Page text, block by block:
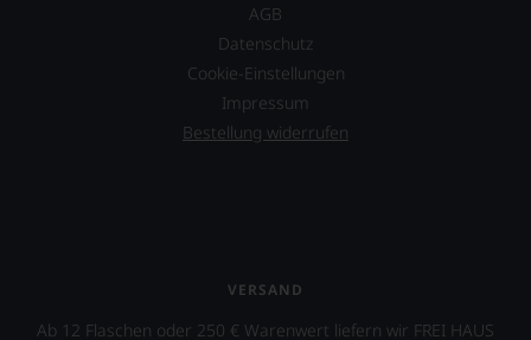
AGB
Datenschutz
Cookie-Einstellungen
Impressum
Bestellung widerrufen
VERSAND
Ab 12 Flaschen oder 250 € Warenwert liefern wir FREI HAUS